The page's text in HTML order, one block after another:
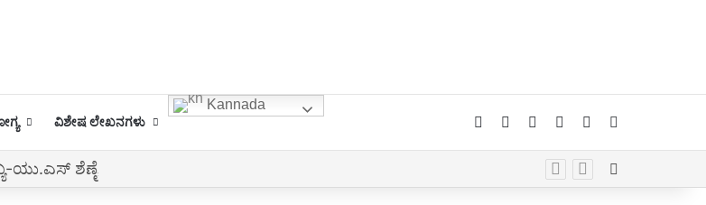
ವಿಶೇಷ ಲೇಖನಗಳು
Kannada
Facebook YouTubeInstagramTelegram